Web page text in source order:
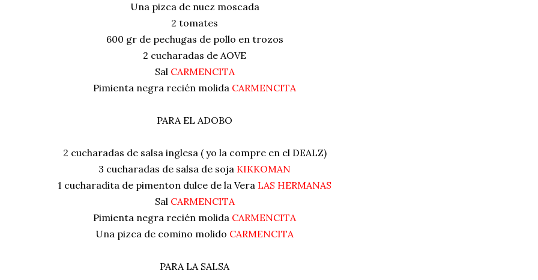
Una pizca de nuez moscada
2 tomates
600 gr de pechugas de pollo en trozos
2 cucharadas de AOVE
Sal CARMENCITA
Pimienta negra recién molida CARMENCITA
PARA EL ADOBO
2 cucharadas de salsa inglesa ( yo la compre en el DEALZ)
3 cucharadas de salsa de soja KIKKOMAN
1 cucharadita de pimenton dulce de la Vera LAS HERMANAS
Sal CARMENCITA
Pimienta negra recién molida CARMENCITA
Una pizca de comino molido CARMENCITA
PARA LA SALSA